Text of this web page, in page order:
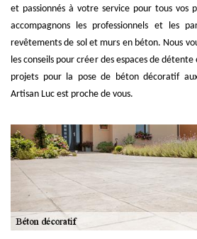
et passionnés à votre service pour tous vos
accompagnons les professionnels et les
revêtements de sol et murs en béton. Nous
les conseils pour créer des espaces de détente
projets pour la pose de béton décoratif
Artisan Luc est proche de vous.